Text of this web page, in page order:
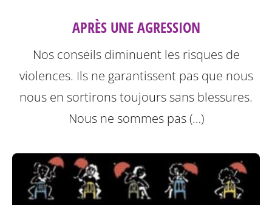
APRÈS UNE AGRESSION
Nos conseils diminuent les risques de
violences. Ils ne garantissent pas que nous
nous en sortirons toujours sans blessures.
Nous ne sommes pas (…)